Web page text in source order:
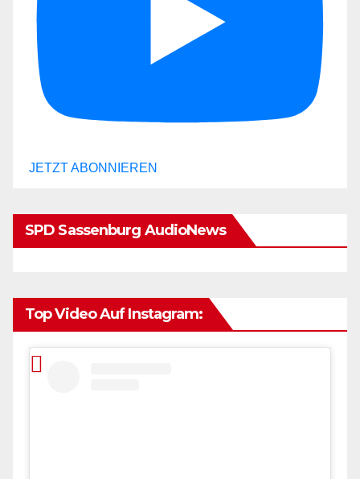
JETZT ABONNIEREN
SPD Sassenburg AudioNews
Top Video Auf Instagram: